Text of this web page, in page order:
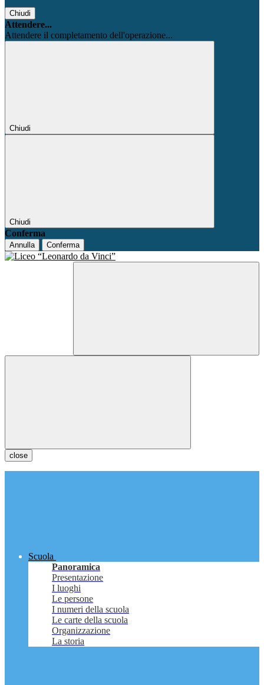
Chiudi
Attendere...
Attendere il completamento dell'operazione...
Chiudi
Chiudi
Conferma
Annulla Conferma
close
Scuola
Panoramica
Presentazione
I luoghi
Le persone
I numeri della scuola
Le carte della scuola
Organizzazione
La storia